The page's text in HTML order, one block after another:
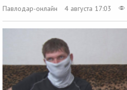
Павлодар-онлайн
4 августа 17:03